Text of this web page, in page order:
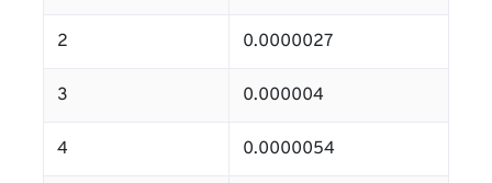
2 0.0000027
3 0.000004
4 0.0000054